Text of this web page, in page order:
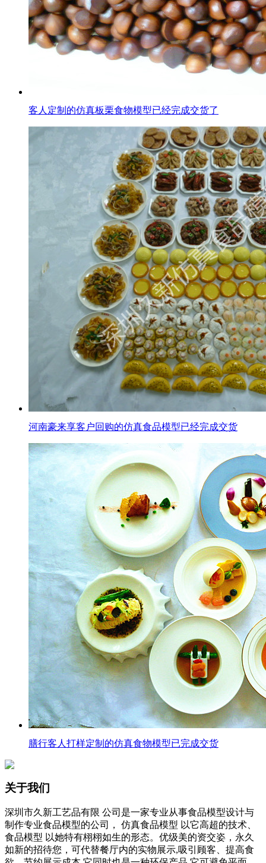
客人定制的仿真板栗食物模型已经完成交货了
河南豪来享客户回购的仿真食品模型已经完成交货
膳行客人打样定制的仿真食物模型已完成交货
关于我们
深圳市久新工艺品有限 公司是一家专业从事食品模型设计与
制作专业食品模型的公司， 仿真食品模型 以它高超的技术、
食品模型 以她特有栩栩如生的形态。优级美的资交姿，永久
如新的招待您，可代替餐厅内的实物展示,吸引顾客、提高食